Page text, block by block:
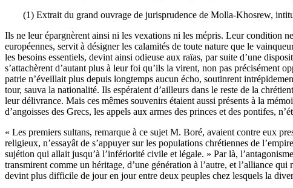
(1) Extrait du grand ouvrage de jurisprudence de Molla-Khosrew,
Ils ne leur épargnèrent ainsi ni les vexations ni les mépris. Leur condition
européennes, servit à désigner les calamités de toute nature que le
les besoins essentiels, devint ainsi odieuse aux raïas, par suite d’une
s’attachèrent d’autant plus à leur foi qu’ils la virent, non pas précisément
patrie n’éveillait plus depuis longtemps aucun écho, soutinrent
tour, sauva la nationalité. Ils espéraient d’ailleurs dans le reste de la
leur délivrance. Mais ces mêmes souvenirs étaient aussi présents à la
d’angoisses des Grecs, les appels aux armes des princes et des pontifes,
« Les premiers sultans, remarque à ce sujet M. Boré, avaient contre eux
religieux, n’essayât de s’appuyer sur les populations chrétiennes de
sujétion qui allait jusqu’à l’infériorité civile et légale. » Par là,
transmirent comme un héritage, d’une génération à l’autre, et l’alliance
devint plus difficile de jour en jour entre deux peuples chez lesquels la